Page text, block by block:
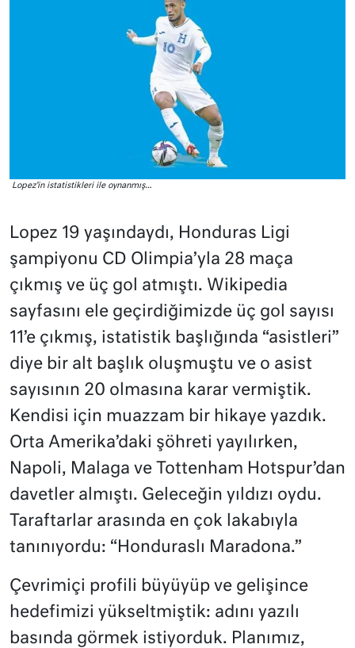
Lopez’in istatistikleri ile oynanmış…
Lopez 19 yaşındaydı, Honduras Ligi
şampiyonu CD Olimpia’yla 28 maça
çıkmış ve üç gol atmıştı. Wikipedia
sayfasını ele geçirdiğimizde üç gol sayısı
11’e çıkmış, istatistik başlığında “asistleri”
diye bir alt başlık oluşmuştu ve o asist
sayısının 20 olmasına karar vermiştik.
Kendisi için muazzam bir hikaye yazdık.
Orta Amerika’daki şöhreti yayılırken,
Napoli, Malaga ve Tottenham Hotspur’dan
davetler almıştı. Geleceğin yıldızı oydu.
Taraftarlar arasında en çok lakabıyla
tanınıyordu: “Honduraslı Maradona.”
Çevrimiçi profili büyüyüp ve gelişince
hedefimizi yükseltmiştik: adını yazılı
basında görmek istiyorduk. Planımız,